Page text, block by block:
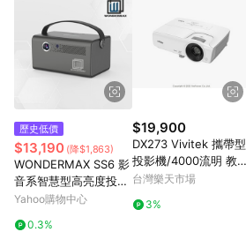
終金額進行計算。 8. 同一商品品項(即便不同
入同一筆返點上限進行計算 9. 用戶需於同一
自動跳轉 APP，請在 APP交易）。 10. 若使
式，將拆分成不同筆訂單編號發送通知。 11.
可能會有攤提折抵導致訂單金額些微落差 12.
購跳轉紀錄與蝦皮的會員ID進行綁定，若後續
媒體來源導入蝦皮官網，則七天內於該蝦皮帳
會被蝦皮認列為該LINE用戶導購跳轉時所成立
一用戶使用一個以上蝦皮帳號透過LINE購物
致無法收到導購通知，亦可能無法收到點數，
注意以下行為將可能導致無法取得 LINE
使用非指定之途徑及方式完成交易，或經由蝦
徑不符合回饋資格或規則者。 15. 若有贈點爭
歷史低價
$13,190 (降$1,863)
WONDERMAX SS6 影
音系智慧型高亮度投影
機
Yahoo購物中心
0.3%
$19,900
DX273 Vivitek 攜帶型
投影機/4000流明 教育
應用投影機/15,000:1
析
台灣樂天市場
3%